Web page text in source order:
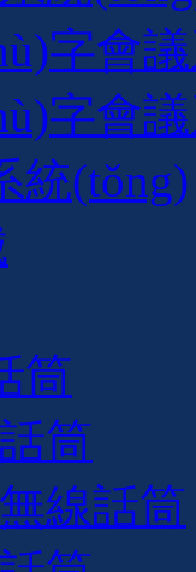
字會
字會
統(tǒng)
筒
筒
線話筒